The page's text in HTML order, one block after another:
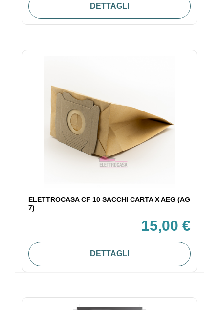
DETTAGLI
ELETTROCASA CF 10 SACCHI CARTA X AEG (AG
7)
15,00 €
DETTAGLI